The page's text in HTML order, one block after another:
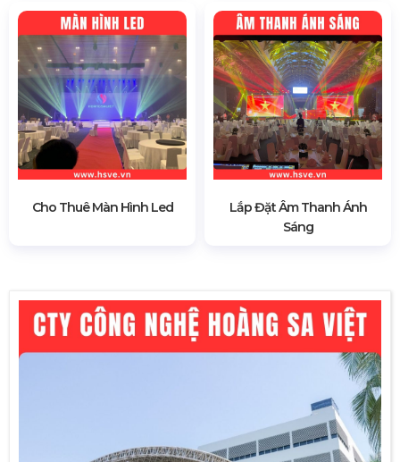
Cho Thuê Màn Hình Led
Lắp Đặt Âm Thanh Ánh
Sáng